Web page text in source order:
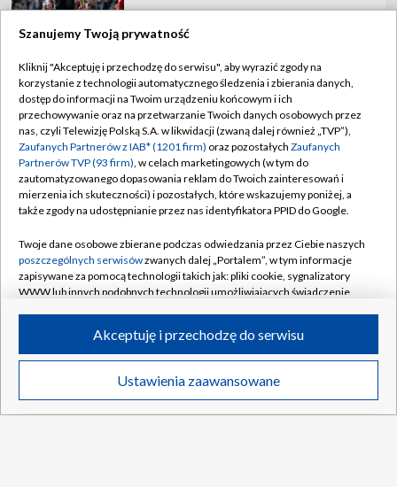
Transmisje Wideo
TVP
Abonament TVP
Sklep TVP
Biuro Reklamy
Oferta Handlowa
Emisja w TVP
Rada Programowa
Ogłoszenia przetargowe
Akademia Telewizyjna
Centrum informacji TVP
Regulamin TVP
Polityka prywatności
Moje zgody
Biuro reklamy
Kanały
©2026 Telewizja Polska Spółka Akcyjna w likwidacji
Szanujemy Twoją prywatność
Kliknij "Akceptuję i przechodzę do serwisu", aby wyrazić zgody na
korzystanie z technologii automatycznego śledzenia i zbierania danych,
dostęp do informacji na Twoim urządzeniu końcowym i ich
przechowywanie oraz na przetwarzanie Twoich danych osobowych przez
nas, czyli Telewizję Polską S.A. w likwidacji (zwaną dalej również „TVP”),
Zaufanych Partnerów z IAB* (1201 firm) oraz pozostałych Zaufanych
Partnerów TVP (93 firm), w celach marketingowych (w tym do
zautomatyzowanego dopasowania reklam do Twoich zainteresowań i
mierzenia ich skuteczności) i pozostałych, które wskazujemy poniżej, a
także zgody na udostępnianie przez nas identyfikatora PPID do Google.
Twoje dane osobowe zbierane podczas odwiedzania przez Ciebie naszych
poszczególnych serwisówzwanych dalej „Portalem”, w tym informacje
zapisywane za pomocą technologii takich jak: pliki cookie, sygnalizatory
WWW lub innych podobnych technologii umożliwiających świadczenie
ruchu w Internecie.
Twoje dane osobowe zbierane podczas odwiedzania przez Ciebie
poszczególnych serwisówna Portalu, takie jak adresy IP, identyfikatory
Ustawienia zaawansowane
Akceptuję i przechodzę do serwisu